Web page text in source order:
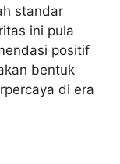
standar
ini pula
positif
bentuk
di era